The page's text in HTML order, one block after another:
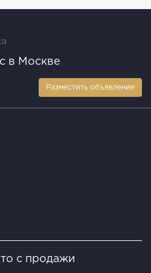
в Москве
Разместить объявление
с продажи